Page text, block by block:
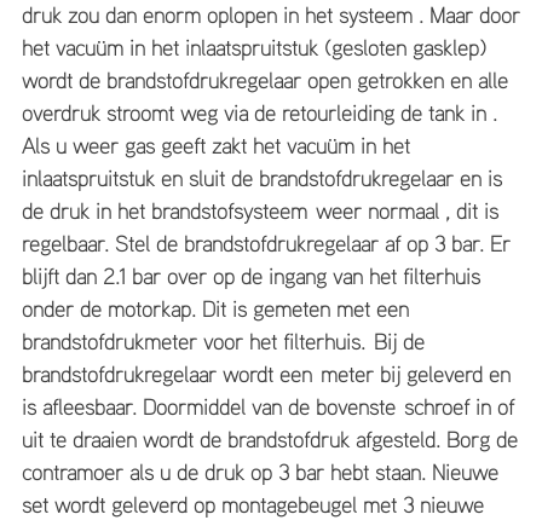
druk zou dan enorm oplopen in het systeem . Maar door
het vacuüm in het inlaatspruitstuk (gesloten gasklep)
wordt de brandstofdrukregelaar open getrokken en alle
overdruk stroomt weg via de retourleiding de tank in .
Als u weer gas geeft zakt het vacuüm in het
inlaatspruitstuk en sluit de brandstofdrukregelaar en is
de druk in het brandstofsysteem weer normaal , dit is
regelbaar. Stel de brandstofdrukregelaar af op 3 bar. Er
blijft dan 2.1 bar over op de ingang van het filterhuis
onder de motorkap. Dit is gemeten met een
brandstofdrukmeter voor het filterhuis. Bij de
brandstofdrukregelaar wordt een meter bij geleverd en
is afleesbaar. Doormiddel van de bovenste schroef in of
uit te draaien wordt de brandstofdruk afgesteld. Borg de
contramoer als u de druk op 3 bar hebt staan. Nieuwe
set wordt geleverd op montagebeugel met 3 nieuwe